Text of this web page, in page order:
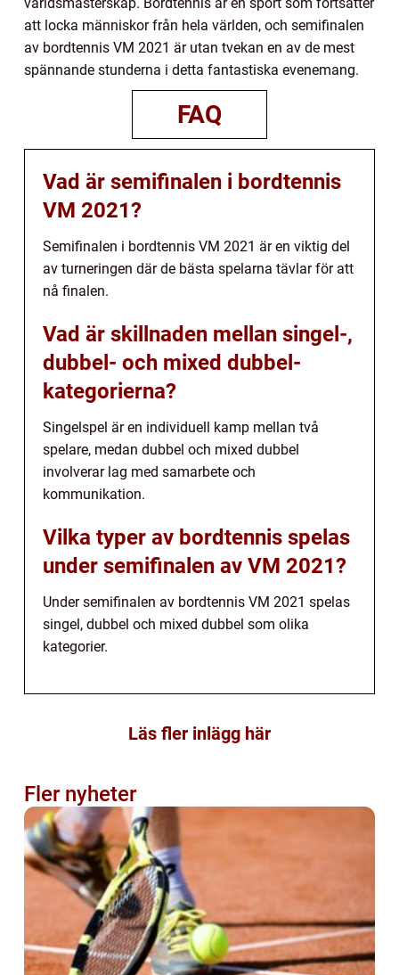
att locka människor från hela världen, och semifinalen
av bordtennis VM 2021 är utan tvekan en av de mest
spännande stunderna i detta fantastiska evenemang.
FAQ
Vad är semifinalen i bordtennis
VM 2021?
Semifinalen i bordtennis VM 2021 är en viktig del
av turneringen där de bästa spelarna tävlar för att
nå finalen.
Vad är skillnaden mellan singel-,
dubbel- och mixed dubbel-
kategorierna?
Singelspel är en individuell kamp mellan två
spelare, medan dubbel och mixed dubbel
involverar lag med samarbete och
kommunikation.
Vilka typer av bordtennis spelas
under semifinalen av VM 2021?
Under semifinalen av bordtennis VM 2021 spelas
singel, dubbel och mixed dubbel som olika
kategorier.
Läs fler inlägg här
Fler nyheter